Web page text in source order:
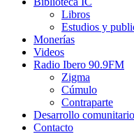
Libros
Estudios y
Monerías
Videos
Radio Ibero 90.9FM
Zigma
Cúmulo
Contraparte
Desarrollo comunitario
Contacto